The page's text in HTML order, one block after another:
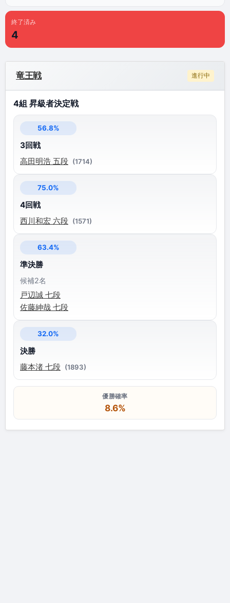
終了済み
4
竜王戦 進行中
4組 昇級者決定戦
56.8%
3回戦
高田明浩 五段 (1714)
75.0%
4回戦
西川和宏 六段 (1571)
63.4%
準決勝
候補2名
戸辺誠 七段
佐藤紳哉 七段
32.0%
決勝
藤本渚 七段 (1893)
優勝確率
8.6%